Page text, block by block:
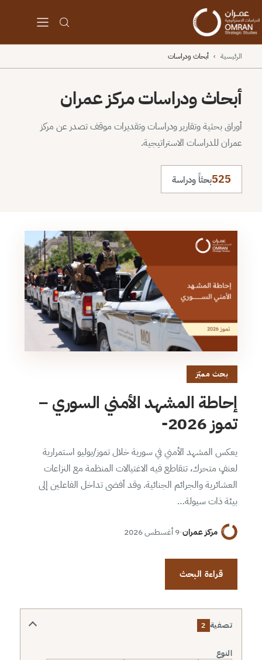
الرئيسية › أبحاث ودراسات
أبحاث ودراسات مركز عمران
أوراق بحثية وتقارير ودراسات وتقديرات موقف تصدر عن مركز
عمران للدراسات الاستراتيجية.
525بحثاً ودراسة
بحث مميّز
إحاطة المشهد الأمني السوري –
تموز 2026-
يعكس المشهد الأمني في سورية خلال تموز/يوليو استمرارية
لعنفٍ متحرك، تتقاطع فيه الاغتيالات المنظمة مع النزاعات
العشائرية والجرائم الجنائية. وقد أفضى تداخل الفاعلين إلى
بيئة ذات سيولة…
مركز عمران·9 أغسطس 2026
قراءة البحث
تصفية 2
النوع